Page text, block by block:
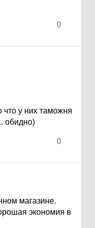
0
что у них таможня
обидно)
0
магазине.
экономия в